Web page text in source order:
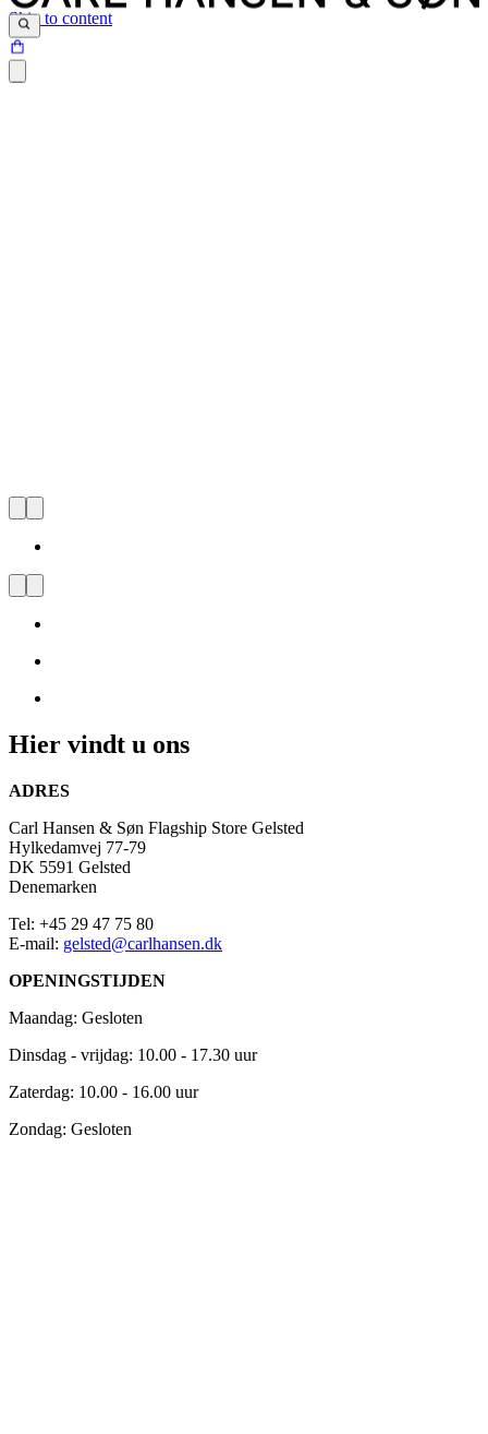
Skip to content
Carl Hansen & Søn Flagship
Store Gelsted
Deens
Hier vindt u ons
ADRES
Carl Hansen & Søn Flagship Store Gelsted
Hylkedamvej 77-79
DK 5591 Gelsted
Denemarken
Tel: +45 29 47 75 80
E-mail: gelsted@carlhansen.dk
OPENINGSTIJDEN
Maandag: Gesloten
Dinsdag - vrijdag: 10.00 - 17.30 uur
Zaterdag: 10.00 - 16.00 uur
Zondag: Gesloten